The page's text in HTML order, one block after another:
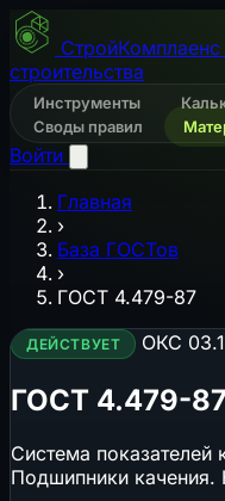
СтройКомплаенс
строительства
Инструменты
Своды правил
Войти
Главная
›
База ГОСТов
›
ГОСТ 4.479-87
ДЕЙСТВУЕТ ОКС
ГОСТ 4.479-87
Система показателей
Подшипники качения.